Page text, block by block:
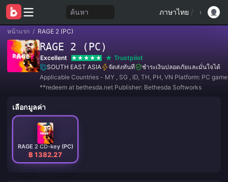
ค้นหา ภาษาไทย /
หน้าแรก / RAGE 2 (PC)
RAGE 2 (PC)
Excellent
Trustpilot
SOUTH EAST ASIA
จัดส่งทันที
ชำระเงินปลอดภัยและมั่นใจได้
Applicable Countries - MY , SG , ID, TH, PH, VN Platform: PC
**redeem at bethesda.net Publisher: Bethesda Softworks
เลือกมูลค่า
RAGE 2 CD-key (PC)
฿ 1382.27